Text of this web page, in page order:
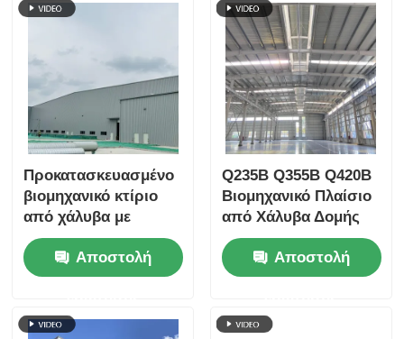
Προκατασκευασμένο
βιομηχανικό κτίριο
από χάλυβα με
ηχομόνωση,
αποθήκη, κατασκευή
Αποστολή
Q235B Q355B Q420B
Βιομηχανικό Πλαίσιο
από Χάλυβα Δομής
Προτύπου AISC Κατά
ΠαραγγελίαΑποστολή